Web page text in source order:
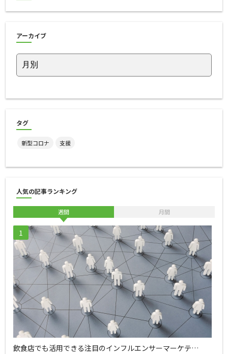
アーカイブ
タグ
新型コロナ 支援
人気の記事ランキング
週間 月間
飲食店でも活用できる注目のインフルエンサーマーケテ…